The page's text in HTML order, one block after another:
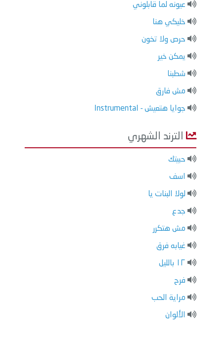
عيونه لما قابلوني
خليكي هنا
حرص ولا تخون
يمكن خير
شطبنا
مش فارق
جوايا هتعيش - Instrumental
الترند الشهري
حبيتك
اسف
لولا البنات يا
جدع
مش هتكرر
غيابه فرق
١٢ بالليل
فرح
مراية الحب
الألوان